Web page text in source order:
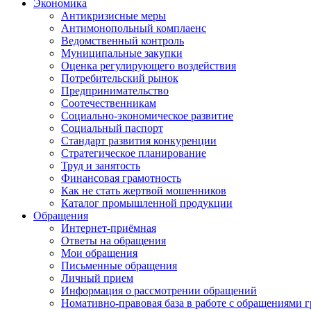
Экономика
Антикризисные меры
Антимонопольный комплаенс
Ведомственный контроль
Муниципальные закупки
Оценка регулирующего воздействия
Потребительский рынок
Предпринимательство
Соотечественникам
Социально-экономическое развитие
Социальный паспорт
Стандарт развития конкуренции
Стратегическое планирование
Труд и занятость
Финансовая грамотность
Как не стать жертвой мошенников
Каталог промышленной продукции
Обращения
Интернет-приёмная
Ответы на обращения
Мои обращения
Письменные обращения
Личный прием
Информация о рассмотрении обращений
Номативно-правовая база в работе с обращениями